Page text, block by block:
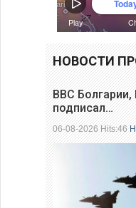
НОВОСТИ
ВВС
подписал…
06-08-2026 Hits:46